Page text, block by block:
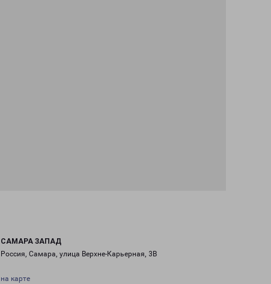
САМАРА ЗАПАД
Россия, Самара, улица Верхне-Карьерная, 3В
на карте